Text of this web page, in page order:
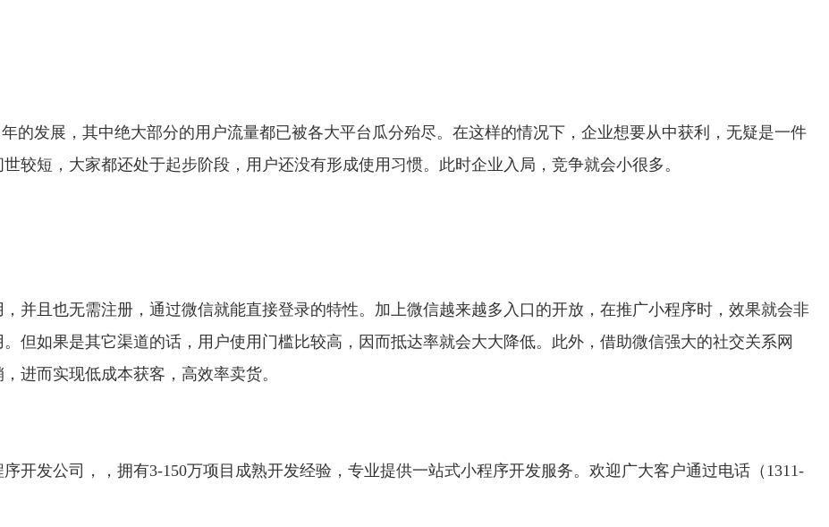
的发展，其中绝大部分的用户流量都已被各大平台瓜分殆尽。在这样的情况下，企业想要从中获利，无疑是一件
较短，大家都还处于起步阶段，用户还没有形成使用习惯。此时企业入局，竞争就会小很多。
并且也无需注册，通过微信就能直接登录的特性。加上微信越来越多入口的开放，在推广小程序时，效果就会非
但如果是其它渠道的话，用户使用门槛比较高，因而抵达率就会大大降低。此外，借助微信强大的社交关系网
进而实现低成本获客，高效率卖货。
序开发公司，，拥有3-150万项目成熟开发经验，专业提供一站式小程序开发服务。欢迎广大客户通过电话（1311-